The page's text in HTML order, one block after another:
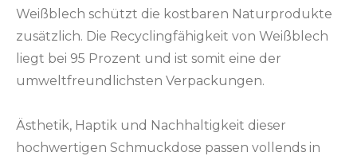
Weißblech schützt die kostbaren Naturprodukte
zusätzlich. Die Recyclingfähigkeit von Weißblech
liegt bei 95 Prozent und ist somit eine der
umweltfreundlichsten Verpackungen.
Ästhetik, Haptik und Nachhaltigkeit dieser
hochwertigen Schmuckdose passen vollends in